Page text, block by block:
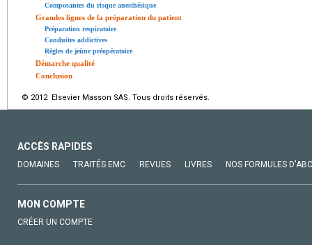
Composantes du risque anesthésique
Grandes lignes de la préparation du patient
Préparation respiratoire
Conduites addictives
Règles de jeûne préopératoire
Démarche qualité
Conclusion
© 2012 Elsevier Masson SAS. Tous droits réservés.
ACCÈS RAPIDES
DOMAINES TRAITÉS EMC REVUES LIVRES NOS FORMULES
MON COMPTE
CRÉER UN COMPTE